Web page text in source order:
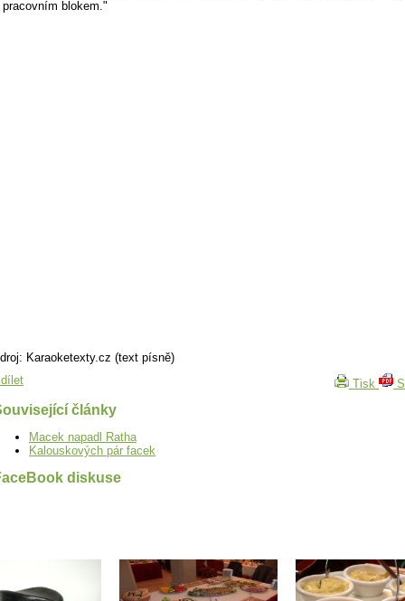
pracovním blokem."
Karaoketexty.cz (text písně)
Tisk
články
Macek napadl Ratha
Kalouskových pár facek
diskuse